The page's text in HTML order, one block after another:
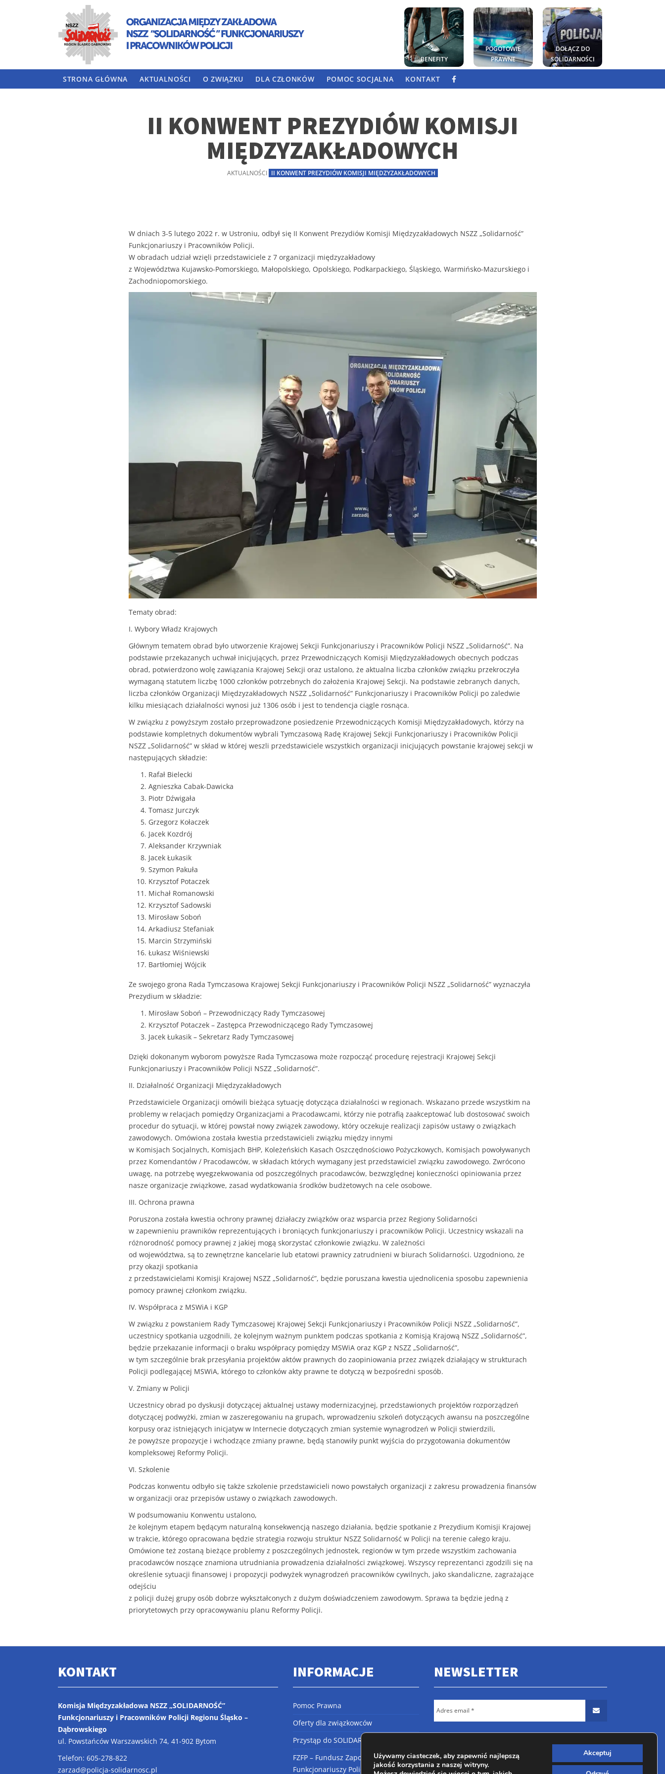
BENEFITY
POGOTOWIE
PRAWNE
DOŁĄCZ DO
SOLIDARNOŚCI
STRONA GŁÓWNA AKTUALNOŚCI O ZWIĄZKU DLA CZŁONKÓW POMOC SOCJALNA KONTAKT
II KONWENT PREZYDIÓW KOMISJI
MIĘDZYZAKŁADOWYCH
AKTUALNOŚCI II KONWENT PREZYDIÓW KOMISJI MIĘDZYZAKŁADOWYCH
W dniach 3-5 lutego 2022 r. w Ustroniu, odbył się II Konwent Prezydiów Komisji Międzyzakładowych NSZZ „Solidarność”
Funkcjonariuszy i Pracowników Policji.
W obradach udział wzięli przedstawiciele z 7 organizacji międzyzakładowy
z Województwa Kujawsko-Pomorskiego, Małopolskiego, Opolskiego, Podkarpackiego, Śląskiego, Warmińsko-Mazurskiego i
Zachodniopomorskiego.
Tematy obrad:
I. Wybory Władz Krajowych
Głównym tematem obrad było utworzenie Krajowej Sekcji Funkcjonariuszy i Pracowników Policji NSZZ „Solidarność”. Na
podstawie przekazanych uchwał inicjujących, przez Przewodniczących Komisji Międzyzakładowych obecnych podczas
obrad, potwierdzono wolę zawiązania Krajowej Sekcji oraz ustalono, że aktualna liczba członków związku przekroczyła
wymaganą statutem liczbę 1000 członków potrzebnych do założenia Krajowej Sekcji. Na podstawie zebranych danych,
liczba członków Organizacji Międzyzakładowych NSZZ „Solidarność” Funkcjonariuszy i Pracowników Policji po zaledwie
kilku miesiącach działalności wynosi już 1306 osób i jest to tendencja ciągle rosnąca.
W związku z powyższym zostało przeprowadzone posiedzenie Przewodniczących Komisji Międzyzakładowych, którzy na
podstawie kompletnych dokumentów wybrali Tymczasową Radę Krajowej Sekcji Funkcjonariuszy i Pracowników Policji
NSZZ „Solidarność” w skład w której weszli przedstawiciele wszystkich organizacji inicjujących powstanie krajowej sekcji w
następujących składzie:
Rafał Bielecki
Agnieszka Cabak-Dawicka
Piotr Dźwigała
Tomasz Jurczyk
Grzegorz Kołaczek
Jacek Kozdrój
Aleksander Krzywniak
Jacek Łukasik
Szymon Pakuła
Krzysztof Potaczek
Michał Romanowski
Krzysztof Sadowski
Mirosław Soboń
Arkadiusz Stefaniak
Marcin Strzymiński
Łukasz Wiśniewski
Bartłomiej Wójcik
Ze swojego grona Rada Tymczasowa Krajowej Sekcji Funkcjonariuszy i Pracowników Policji NSZZ „Solidarność” wyznaczyła
Prezydium w składzie:
Mirosław Soboń – Przewodniczący Rady Tymczasowej
Krzysztof Potaczek – Zastępca Przewodniczącego Rady Tymczasowej
Jacek Łukasik – Sekretarz Rady Tymczasowej
Dzięki dokonanym wyborom powyższe Rada Tymczasowa może rozpocząć procedurę rejestracji Krajowej Sekcji
Funkcjonariuszy i Pracowników Policji NSZZ „Solidarność”.
II. Działalność Organizacji Międzyzakładowych
Przedstawiciele Organizacji omówili bieżąca sytuację dotycząca działalności w regionach. Wskazano przede wszystkim na
problemy w relacjach pomiędzy Organizacjami a Pracodawcami, którzy nie potrafią zaakceptować lub dostosować swoich
procedur do sytuacji, w której powstał nowy związek zawodowy, który oczekuje realizacji zapisów ustawy o związkach
zawodowych. Omówiona została kwestia przedstawicieli związku między innymi
w Komisjach Socjalnych, Komisjach BHP, Koleżeńskich Kasach Oszczędnościowo Pożyczkowych, Komisjach powoływanych
przez Komendantów / Pracodawców, w składach których wymagany jest przedstawiciel związku zawodowego. Zwrócono
uwagę, na potrzebę wyegzekwowania od poszczególnych pracodawców, bezwzględnej konieczności opiniowania przez
nasze organizacje związkowe, zasad wydatkowania środków budżetowych na cele osobowe.
III. Ochrona prawna
Poruszona została kwestia ochrony prawnej działaczy związków oraz wsparcia przez Regiony Solidarności
w zapewnieniu prawników reprezentujących i broniących funkcjonariuszy i pracowników Policji. Uczestnicy wskazali na
różnorodność pomocy prawnej z jakiej mogą skorzystać członkowie związku. W zależności
od województwa, są to zewnętrzne kancelarie lub etatowi prawnicy zatrudnieni w biurach Solidarności. Uzgodniono, że
przy okazji spotkania
z przedstawicielami Komisji Krajowej NSZZ „Solidarność”, będzie poruszana kwestia ujednolicenia sposobu zapewnienia
pomocy prawnej członkom związku.
IV. Współpraca z MSWiA i KGP
W związku z powstaniem Rady Tymczasowej Krajowej Sekcji Funkcjonariuszy i Pracowników Policji NSZZ „Solidarność”,
uczestnicy spotkania uzgodnili, że kolejnym ważnym punktem podczas spotkania z Komisją Krajową NSZZ „Solidarność”,
będzie przekazanie informacji o braku współpracy pomiędzy MSWiA oraz KGP z NSZZ „Solidarność”,
w tym szczególnie brak przesyłania projektów aktów prawnych do zaopiniowania przez związek działający w strukturach
Policji podlegającej MSWiA, którego to członków akty prawne te dotyczą w bezpośredni sposób.
V. Zmiany w Policji
Uczestnicy obrad po dyskusji dotyczącej aktualnej ustawy modernizacyjnej, przedstawionych projektów rozporządzeń
dotyczącej podwyżki, zmian w zaszeregowaniu na grupach, wprowadzeniu szkoleń dotyczących awansu na poszczególne
korpusy oraz istniejących inicjatyw w Internecie dotyczących zmian systemie wynagrodzeń w Policji stwierdzili,
że powyższe propozycje i wchodzące zmiany prawne, będą stanowiły punkt wyjścia do przygotowania dokumentów
kompleksowej Reformy Policji.
VI. Szkolenie
Podczas konwentu odbyło się także szkolenie przedstawicieli nowo powstałych organizacji z zakresu prowadzenia finansów
w organizacji oraz przepisów ustawy o związkach zawodowych.
W podsumowaniu Konwentu ustalono,
że kolejnym etapem będącym naturalną konsekwencją naszego działania, będzie spotkanie z Prezydium Komisji Krajowej
w trakcie, którego opracowana będzie strategia rozwoju struktur NSZZ Solidarność w Policji na terenie całego kraju.
Omówione też zostaną bieżące problemy z poszczególnych jednostek, regionów w tym przede wszystkim zachowania
pracodawców noszące znamiona utrudniania prowadzenia działalności związkowej. Wszyscy reprezentanci zgodzili się na
określenie sytuacji finansowej i propozycji podwyżek wynagrodzeń pracowników cywilnych, jako skandaliczne, zagrażające
odejściu
z policji dużej grupy osób dobrze wykształconych z dużym doświadczeniem zawodowym. Sprawa ta będzie jedną z
priorytetowych przy opracowywaniu planu Reformy Policji.
KONTAKT
Komisja Międzyzakładowa NSZZ „SOLIDARNOŚĆ”
Funkcjonariuszy i Pracowników Policji Regionu Śląsko –
Dąbrowskiego
ul. Powstańców Warszawskich 74, 41-902 Bytom
Telefon: 605-278-822
zarzad@policja-solidarnosc.pl
INFORMACJE
Pomoc Prawna
Oferty dla związkowców
Przystąp do SOLIDARNOŚCI
FZFP – Fundusz Zapomogowy
Funkcjonariuszy Policji
NEWSLETTER
Używamy ciasteczek, aby zapewnić najlepszą
jakość korzystania z naszej witryny.
Akceptuj